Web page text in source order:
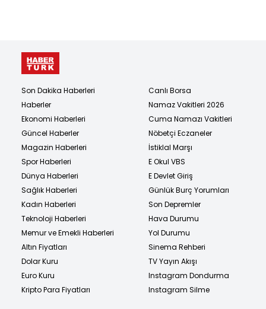
Son Dakika Haberleri
Haberler
Ekonomi Haberleri
Güncel Haberler
Magazin Haberleri
Spor Haberleri
Dünya Haberleri
Sağlık Haberleri
Kadın Haberleri
Teknoloji Haberleri
Memur ve Emekli Haberleri
Altın Fiyatları
Dolar Kuru
Euro Kuru
Kripto Para Fiyatları
Canlı Borsa
Namaz Vakitleri 2026
Cuma Namazı Vakitleri
Nöbetçi Eczaneler
İstiklal Marşı
E Okul VBS
E Devlet Giriş
Günlük Burç Yorumları
Son Depremler
Hava Durumu
Yol Durumu
Sinema Rehberi
TV Yayın Akışı
Instagram Dondurma
Instagram Silme